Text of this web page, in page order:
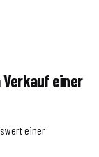
einer
einer